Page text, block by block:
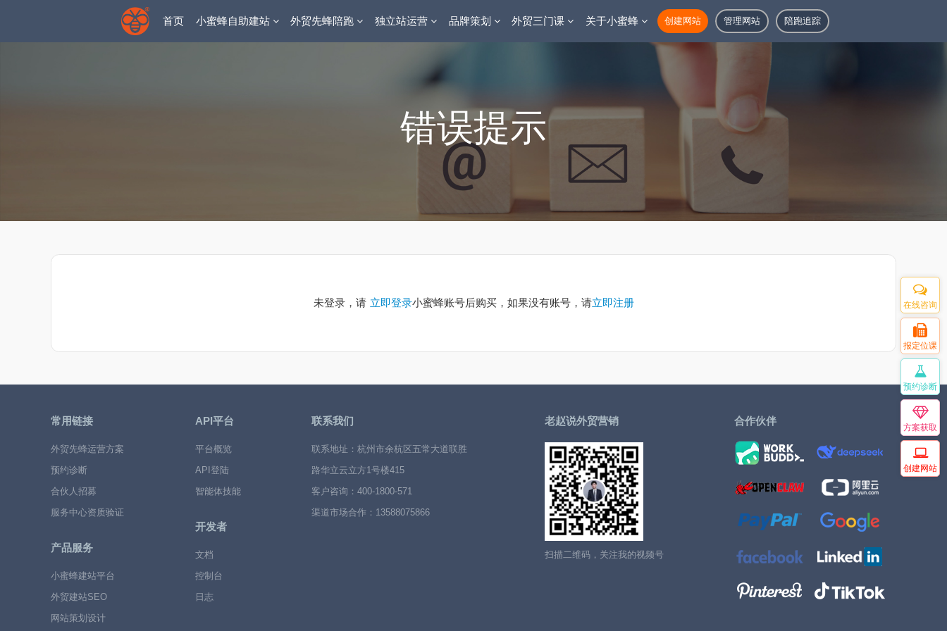
首页 小蜜蜂自助建站 外贸先蜂陪跑 独立站运营 品牌策划 外贸三门课 关于小蜜蜂 创建网站 管理网站 陪跑追踪
错误提示
未登录，请 立即登录小蜜蜂账号后购买，如果没有账号，请立即注册
常用链接
外贸先蜂运营方案
预约诊断
合伙人招募
服务中心资质验证
产品服务
小蜜蜂建站平台
外贸建站SEO
网站策划设计
API平台
平台概览
API登陆
智能体技能
开发者
文档
控制台
日志
联系我们
联系地址：杭州市余杭区五常大道联胜
路华立云立方1号楼415
客户咨询：400-1800-571
渠道市场合作：13588075866
老赵说外贸营销
扫描二维码，关注我的视频号
合作伙伴
在线咨询
报定位课
预约诊断
方案获取
创建网站